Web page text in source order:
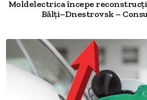
Moldelectrica începe
Bălți–Dnestrovsk –